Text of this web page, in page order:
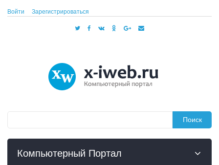
Войти Зарегистрироваться
Поиск
Компьютерный Портал